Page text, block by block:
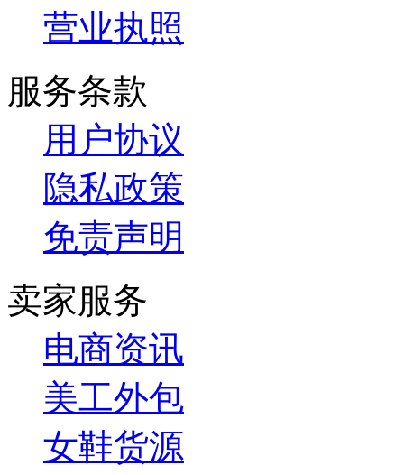
营业执照
服务条款
用户协议
隐私政策
免责声明
卖家服务
电商资讯
美工外包
女鞋货源